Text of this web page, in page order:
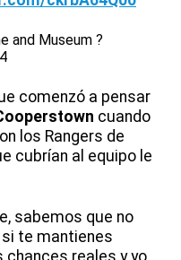
and Museum ?
comenzó a pensar
cuando
los Rangers de
cubrían al equipo le
sabemos que no
te mantienes